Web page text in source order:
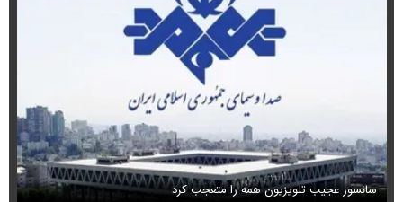
سانسور عجیب تلویزیون همه را متعجب کرد